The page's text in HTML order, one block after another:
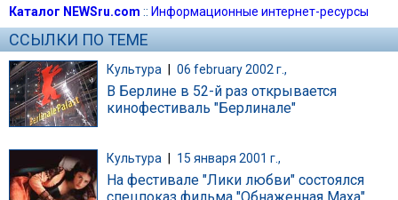
Каталог NEWSru.com :: Информационные интернет-ресурсы
ССЫЛКИ ПО ТЕМЕ
Культура | 06 february 2002 г.,
В Берлине в 52-й раз открывается
кинофестиваль "Берлинале"
Культура 15 января 2001 г.,
На фестивале "Лики любви" состоялся